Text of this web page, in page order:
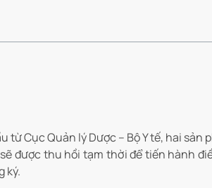
Cục Quản lý Dược – Bộ Y tế, hai sản
sẽ được thu hồi tạm thời để tiến hành
ký.